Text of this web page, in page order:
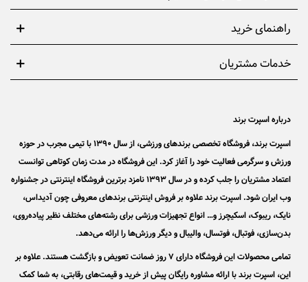
راهنمای خرید
خدمات مشتریان
درباره اسپرت برند
اسپرت برند، فروشگاه تخصصی برندهای ورزشی، از سال 1390 با تیمی مجرب در حوزه
ورزش و سرگرمی فعالیت خود را آغاز کرد. این فروشگاه در مدت زمان کوتاهی توانست
اعتماد مشتریان را جلب کرده و در سال 1393 نامزد برترین فروشگاه اینترنتی در جشنواره
وب ایران شود. اسپرت برند علاوه بر فروش اینترنتی برندهای معروفی چون آدیداس،
نایک، ریبوک، اسکیچرز و… انواع تجهیزات ورزشی برای رشته‌های مختلف نظیر پیاده‌روی،
بدن‌سازی، فوتبال، فوتسال، والیبال و دیگر ورزش‌ها را ارائه می‌دهد.
تمامی محصولات این فروشگاه دارای 7 روز ضمانت تعویض و بازگشت هستند. علاوه بر
این، اسپرت برند با ارائه مشاوره رایگان پیش از خرید و قیمت‌های رقابتی، به شما کمک